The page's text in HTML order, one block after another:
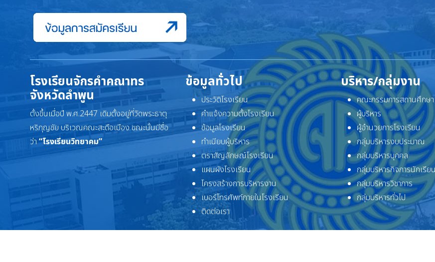
โรงเรียนจักรคำคณาทร
จังหวัดลำพูน
ตั้งขึ้นเมื่อปี พ.ศ.2447 เดิมตั้งอยู่ที่วัดพระธาตุ
หริภุญชัย บริเวณคณะสะดือเมือง ขณะนั้นมีชื่อ
ว่า“โรงเรียนวิทยาคม”
ข้อมูลทั่วไป
ประวัติโรงเรียน
คำแจ้งความตั้งโรงเรียน
ข้อมูลโรงเรียน
ทำเนียบผู้บริหาร
ตราสัญลักษณ์โรงเรียน
แผนผังโรงเรียน
โครงสร้างการบริหารงาน
เบอร์โทรศัพท์ภายในโรงเรียน
ติดต่อเรา
บริหาร/กลุ่มงาน
คณะกรรมการสถานศึกษา
ผู้บริหาร
ผู้อำนวยการโรงเรียน
กลุ่มบริหารงบประมาณ
กลุ่มบริหารบุคคล
กลุ่มบริหารกิจการนักเรีย
กลุ่มบริหารวิชาการ
กลุ่มบริหารทั่วไป